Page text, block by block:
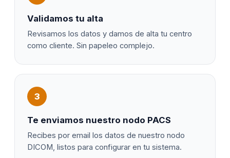
Validamos tu alta
Revisamos los datos y damos de alta tu centro
como cliente. Sin papeleo complejo.
3
Te enviamos nuestro nodo PACS
Recibes por email los datos de nuestro nodo
DICOM, listos para configurar en tu sistema.